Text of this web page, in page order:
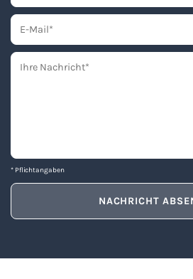
* Pflichtangaben